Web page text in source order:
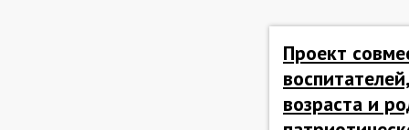
Проект
возраста и